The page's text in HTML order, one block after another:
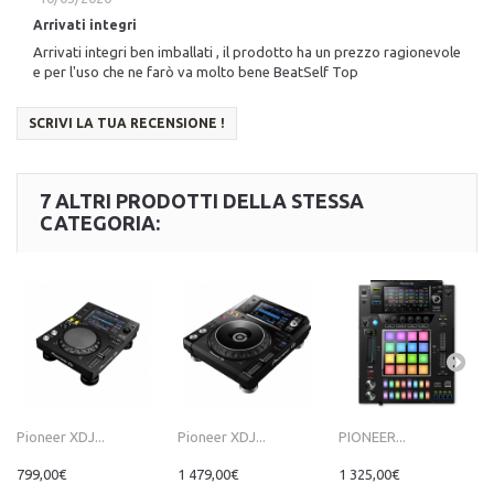
Arrivati integri
Arrivati integri ben imballati , il prodotto ha un prezzo ragionevole
e per l'uso che ne farò va molto bene BeatSelf Top
SCRIVI LA TUA RECENSIONE !
7 ALTRI PRODOTTI DELLA STESSA
CATEGORIA:
Pioneer XDJ...
799,00€
Pioneer XDJ...
1 479,00€
PIONEER...
1 325,00€